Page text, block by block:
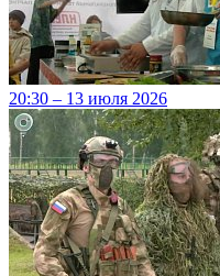
20:30 – 13 июля 2026